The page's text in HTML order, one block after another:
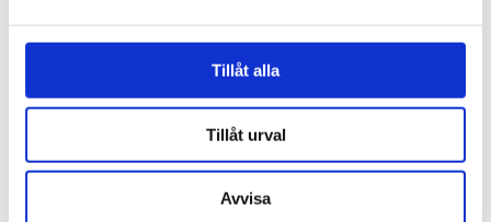
Tillåt alla
Tillåt urval
Avvisa
18-åring hade med sig
bibel när han sökte vård
för ångest – ”blev hånad”